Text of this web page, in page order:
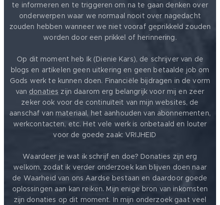
te informeren en te triggeren om na te gaan denken over
onderwerpen waar we normaal nooit over nagedacht
zouden hebben wanneer we niet vooraf geprikkeld zouden
worden door een prikkel of herinnering.
Op dit moment heb Ik (Dienie Kars), de schrijver van de
blogs en artikelen geen uitkering en geen betaalde job om
Gods werk te kunnen doen. Financiële bijdragen in de vorm
van donaties zijn daarom erg belangrijk voor mij en zeer
zeker ook voor de continuïteit van mijn websites, de
aanschaf van materiaal, het aanhouden van abonnementen,
werkcontacten, etc. Het vele werk is onbetaald en louter
voor de goede zaak: VRIJHEID ❤️
Waardeer je wat ik schrijf en doe? Donaties zijn erg
welkom, zodat ik verder onderzoek kan blijven doen naar
de Waarheid van ons Aardse bestaan en daardoor goede
oplossingen aan kan reiken. Mijn enige bron van inkomsten
zijn donaties op dit moment. In mijn onderzoek gaat veel